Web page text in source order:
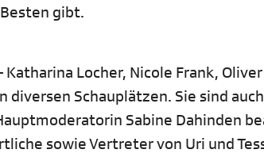
gibt.
Locher, Nicole Frank,
diversen Schauplätzen. Sie sind
Sabine Dahinden
sowie Vertreter von Uri und